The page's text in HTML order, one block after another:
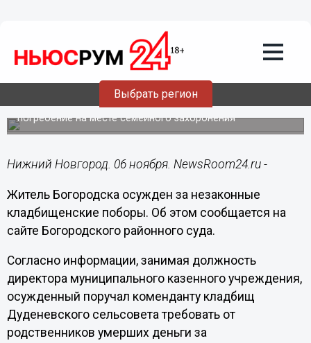
Выбрать регион
06.11.201816:31
Нижегородец осужден за незаконные
кладбищенские поборы
Он требовал родственников умерших платить за
погребение на месте семейного захоронения
Нижний Новгород. 06 ноября. NewsRoom24.ru -
Житель Богородска осужден за незаконные
кладбищенские поборы. Об этом сообщается на
сайте Богородского районного суда.
Согласно информации, занимая должность
директора муниципального казенного учреждения,
осужденный поручал коменданту кладбищ
Дуденевского сельсовета требовать от
родственников умерших деньги за